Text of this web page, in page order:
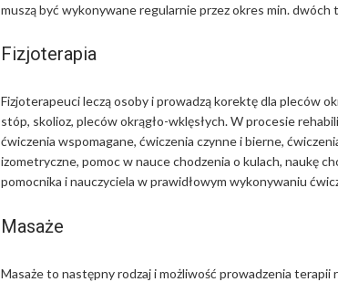
muszą być wykonywane regularnie przez okres min. dwóch
Fizjoterapia
Fizjoterapeuci leczą osoby i prowadzą korektę dla pleców
stóp, skolioz, pleców okrągło-wklęsłych. W procesie
ćwiczenia wspomagane, ćwiczenia czynne i bierne,
izometryczne, pomoc w nauce chodzenia o kulach, naukę
pomocnika i nauczyciela w prawidłowym wykonywaniu
Masaże
Masaże to następny rodzaj i możliwość prowadzenia terapii